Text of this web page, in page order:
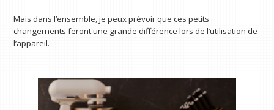
Mais dans l’ensemble, je peux prévoir que ces petits
changements feront une grande différence lors de l’utilisation de
l’appareil.